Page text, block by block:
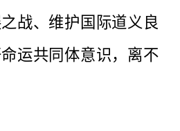
战、维护国际道义良
运共同体意识，离不